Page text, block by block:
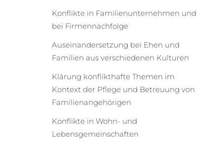
Konflikte in Familienunternehmen und
bei Firmennachfolge
Auseinandersetzung bei Ehen und
Familien aus verschiedenen Kulturen
Klärung konflikthafte Themen im
Kontext der Pflege und Betreuung von
Familienangehörigen
Konflikte in Wohn- und
Lebensgemeinschaften